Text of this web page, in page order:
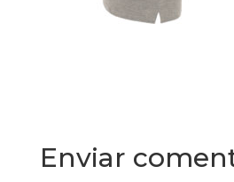
Enviar